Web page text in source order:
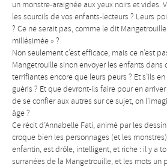
un monstre-araignée aux yeux noirs et vides.
les sourcils de vos enfants-lecteurs ? Leurs
? Ce ne serait pas, comme le dit
millésimée » ?
Non seulement c’est efficace, mais ce n’est
Mangetrouille sinon envoyer les enfants dans
terrifiantes encore que leurs peurs ? Et s’ils
guéris ? Et que devront-ils faire pour en
de se confier aux autres sur ce sujet, on
âge ?
Ce récit d’Annabelle Fati, animé par les
croque bien les personnages (et les
enfantin, est drôle, intelligent, et riche : il y a
surranées de la Mangetrouille, et les mots un